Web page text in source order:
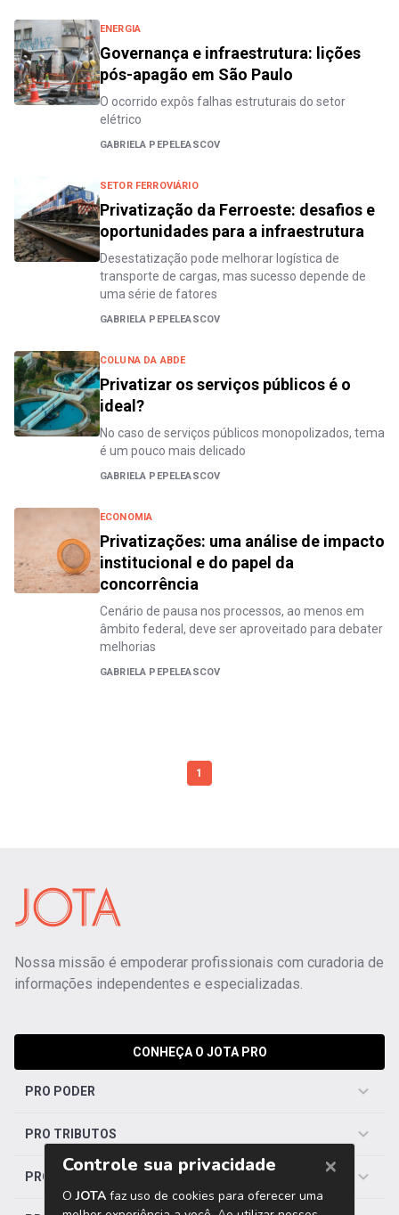
ENERGIA
Governança e infraestrutura: lições
pós-apagão em São Paulo
O ocorrido expôs falhas estruturais do setor
elétrico
GABRIELA PEPELEASCOV
SETOR FERROVIÁRIO
Privatização da Ferroeste: desafios e
oportunidades para a infraestrutura
Desestatização pode melhorar logística de
transporte de cargas, mas sucesso depende de
uma série de fatores
GABRIELA PEPELEASCOV
COLUNA DA ABDE
Privatizar os serviços públicos é o
ideal?
No caso de serviços públicos monopolizados, tema
é um pouco mais delicado
GABRIELA PEPELEASCOV
ECONOMIA
Privatizações: uma análise de impacto
institucional e do papel da
concorrência
Cenário de pausa nos processos, ao menos em
âmbito federal, deve ser aproveitado para debater
melhorias
GABRIELA PEPELEASCOV
1
Nossa missão é empoderar profissionais com curadoria de
informações independentes e especializadas.
CONHEÇA O JOTA PRO
PRO PODER
PRO TRIBUTOS
PRO TRABALHISTA